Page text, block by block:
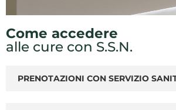
Come accedere
alle cure con S.S.N.
PRENOTAZIONI CON SERVIZIO